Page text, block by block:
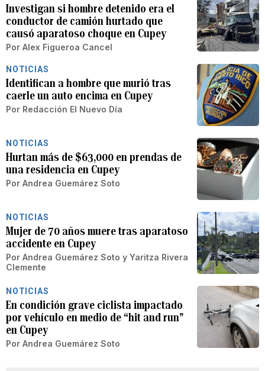
Investigan si hombre detenido era el
conductor de camión hurtado que
causó aparatoso choque en Cupey
Por Alex Figueroa Cancel
NOTICIAS
Identifican a hombre que murió tras
caerle un auto encima en Cupey
Por Redacción El Nuevo Día
NOTICIAS
Hurtan más de $63,000 en prendas de
una residencia en Cupey
Por Andrea Guemárez Soto
NOTICIAS
Mujer de 70 años muere tras aparatoso
accidente en Cupey
Por Andrea Guemárez Soto y Yaritza Rivera
Clemente
NOTICIAS
En condición grave ciclista impactado
por vehículo en medio de “hit and run”
en Cupey
Por Andrea Guemárez Soto